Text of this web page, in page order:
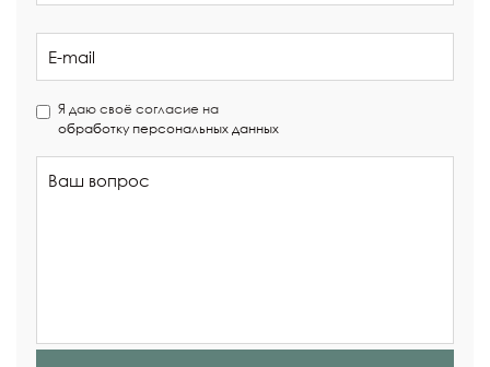
Я даю своё согласие на
обработку персональных данных